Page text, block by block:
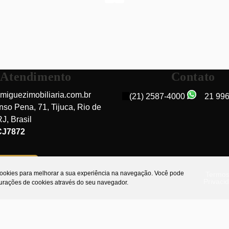
para melhorar a sua experiência na navegação. Você pode
de cookies através do seu navegador.
Atendimento
Pena, 71, Tijuca, Rio de
, Brasil
Contato
(21) 2587-4000 21